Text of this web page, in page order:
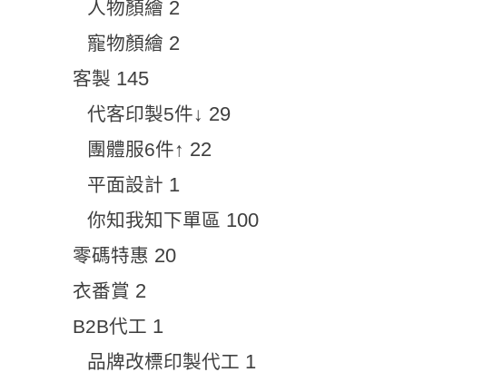
人物顏繪 2
寵物顏繪 2
客製 145
代客印製5件↓ 29
團體服6件↑ 22
平面設計 1
你知我知下單區 100
零碼特惠 20
衣番賞 2
B2B代工 1
品牌改標印製代工 1